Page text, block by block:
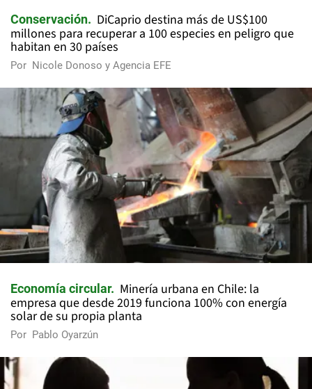
Conservación
DiCaprio destina más de US$100
millones para recuperar a 100 especies en peligro que
habitan en 30 países
Por Nicole Donoso y Agencia EFE
Economía circular
Minería urbana en Chile: la
empresa que desde 2019 funciona 100% con energía
solar de su propia planta
Por Pablo Oyarzún